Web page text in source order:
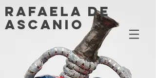
RAFAELA DE
ASCANIO